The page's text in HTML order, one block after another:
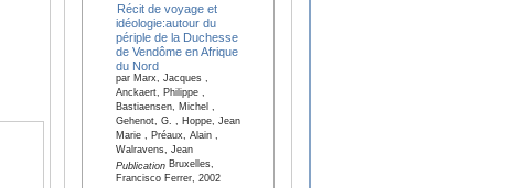
Récit de voyage et
idéologie:autour du
périple de la Duchesse
de Vendôme en Afrique
du Nord
par Marx, Jacques ,
Anckaert, Philippe ,
Bastiaensen, Michel ,
Gehenot, G. , Hoppe, Jean
Marie , Préaux, Alain ,
Walravens, Jean
PublicationBruxelles,
Francisco Ferrer, 2002